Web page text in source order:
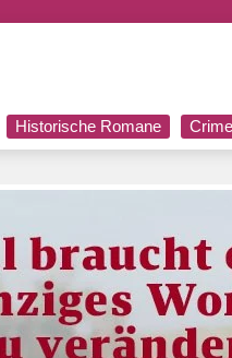
Historische Romane